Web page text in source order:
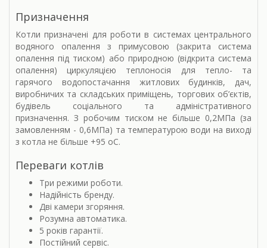
Призначення
Котли призначені для роботи в системах центрального
водяного опалення з примусовою (закрита система
опалення під тиском) або природною (відкрита система
опалення) циркуляцією теплоносія для тепло- та
гарячого водопостачання житлових будинків, дач,
виробничих та складських приміщень, торгових об’єктів,
будівель соціального та адміністративного
призначення. З робочим тиском не більше 0,2МПа (за
замовленням - 0,6МПа) та температурою води на виході
з котла не більше +95 оС.
Переваги котлів
Три режими роботи.
Надійність бренду.
Дві камери згоряння.
Розумна автоматика.
5 років гарантії.
Постійний сервіс.